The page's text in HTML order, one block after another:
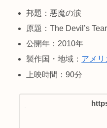
邦題：悪魔の涙
原題：The Devil’s
公開年：2010年
製作国・地域： アメリ
上映時間：90分